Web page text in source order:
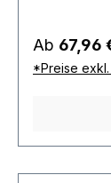
Regulärer
Ab 67,96
*Preise